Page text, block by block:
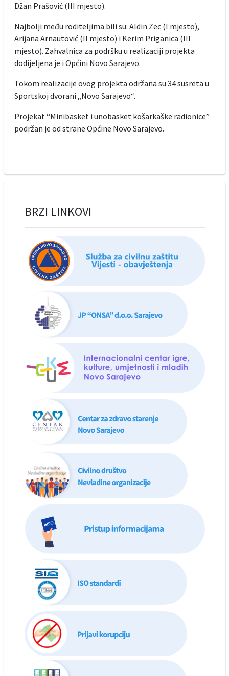
Džan Prašović (III mjesto).
Najbolji među roditeljima bili su: Aldin Zec (I mjesto),
Arijana Arnautović (II mjesto) i Kerim Priganica (III
mjesto). Zahvalnica za podršku u realizaciji projekta
dodijeljena je i Općini Novo Sarajevo.
Tokom realizacije ovog projekta održana su 34 susreta u
Sportskoj dvorani „Novo Sarajevo“.
Projekat “Minibasket i unobasket košarkaške radionice”
podržan je od strane Općine Novo Sarajevo.
BRZI LINKOVI